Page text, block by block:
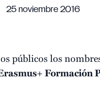
25 noviembre 2016
públicos los
Formación